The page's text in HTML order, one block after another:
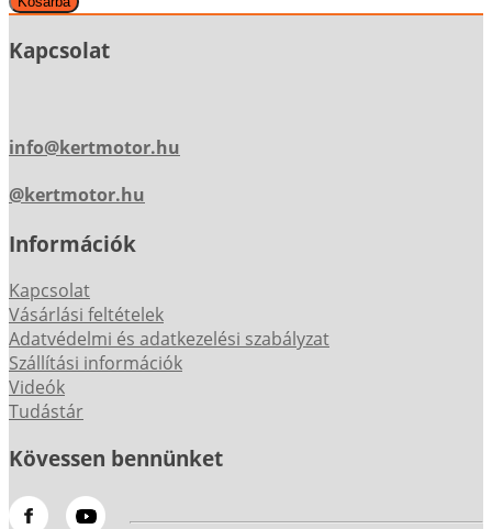
Kapcsolat
info@kertmotor.hu
@kertmotor.hu
Információk
Kapcsolat
Vásárlási feltételek
Adatvédelmi és adatkezelési szabályzat
Szállítási információk
Videók
Tudástár
Kövessen bennünket